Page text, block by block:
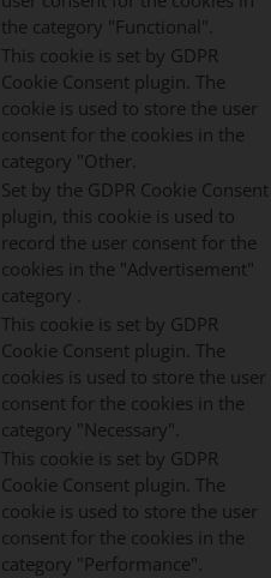
the category "Functional".
This cookie is set by GDPR
Cookie Consent plugin. The
cookie is used to store the user
consent for the cookies in the
category "Other.
Set by the GDPR Cookie Consent
plugin, this cookie is used to
record the user consent for the
cookies in the "Advertisement"
category .
This cookie is set by GDPR
Cookie Consent plugin. The
cookies is used to store the user
consent for the cookies in the
category "Necessary".
This cookie is set by GDPR
Cookie Consent plugin. The
cookie is used to store the user
consent for the cookies in the
category "Performance".